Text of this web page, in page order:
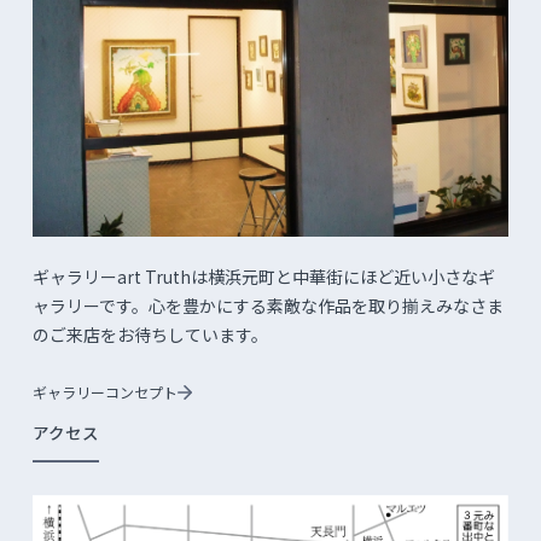
ギャラリーart Truthは横浜元町と中華街にほど近い小さなギ
ャラリーです。心を豊かにする素敵な作品を取り揃えみなさま
のご来店をお待ちしています。
ギャラリーコンセプト
アクセス